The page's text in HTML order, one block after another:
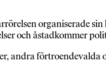
organiserade
och åstadkommer
andra